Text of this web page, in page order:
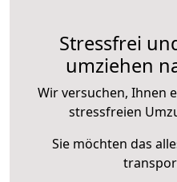
Stressfrei
umziehen
Wir versuchen, Ihnen
stressfreien
Sie möchten das